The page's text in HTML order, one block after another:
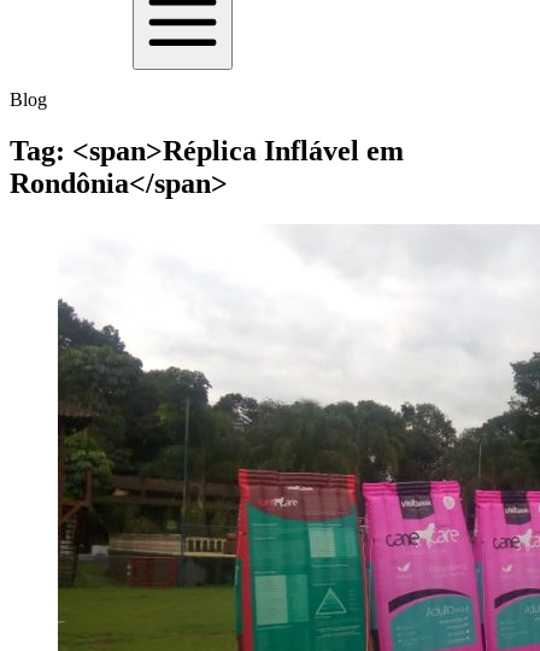
Blog
Tag: <span>Réplica Inflável em
Rondônia</span>